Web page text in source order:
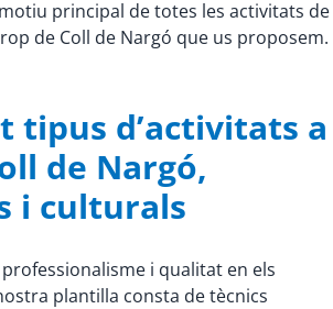
motiu principal de totes les activitats de
de Coll de Nargó que us proposem.
tipus d’activitats a
de Nargó,
i culturals
i qualitat en els
plantilla consta de tècnics